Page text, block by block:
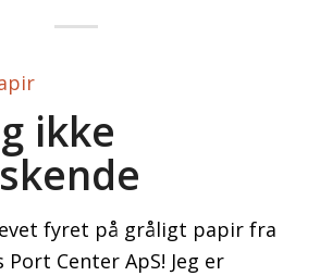
ikke
fyret på gråligt papir fra
Center ApS! Jeg er